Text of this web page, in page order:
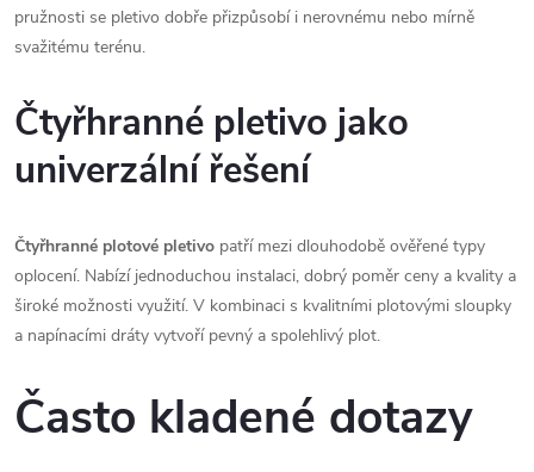
pružnosti se pletivo dobře přizpůsobí i nerovnému nebo mírně
svažitému terénu.
Čtyřhranné pletivo jako
univerzální řešení
Čtyřhranné plotové pletivo patří mezi dlouhodobě ověřené typy
oplocení. Nabízí jednoduchou instalaci, dobrý poměr ceny a kvality a
široké možnosti využití. V kombinaci s kvalitními plotovými sloupky
a napínacími dráty vytvoří pevný a spolehlivý plot.
Často kladené dotazy